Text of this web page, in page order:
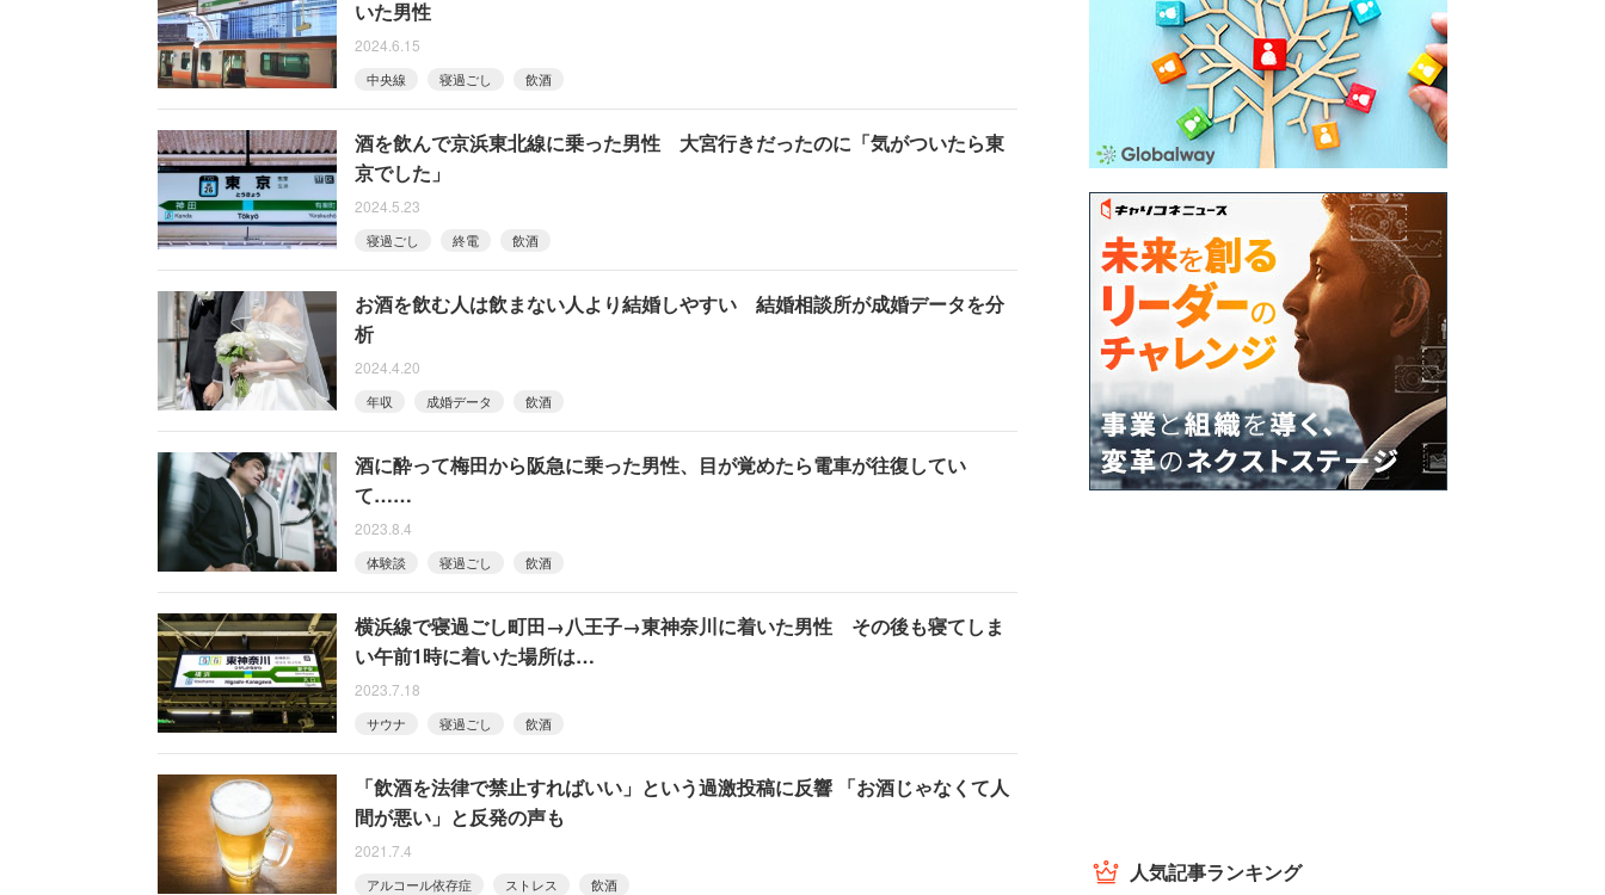
いた男性
2024.6.15
中央線 寝過ごし 飲酒
酒を飲んで京浜東北線に乗った男性 大宮行きだったのに「気がついたら東
京でした」
2024.5.23
寝過ごし 終電 飲酒
お酒を飲む人は飲まない人より結婚しやすい 結婚相談所が成婚データを分
析
2024.4.20
年収 成婚データ 飲酒
酒に酔って梅田から阪急に乗った男性、目が覚めたら電車が往復してい
て……
2023.8.4
体験談 寝過ごし 飲酒
横浜線で寝過ごし町田→八王子→東神奈川に着いた男性 その後も寝てしま
い午前1時に着いた場所は…
2023.7.18
サウナ 寝過ごし 飲酒
「飲酒を法律で禁止すればいい」という過激投稿に反響 「お酒じゃなくて人
間が悪い」と反発の声も
2021.7.4
アルコール依存症 ストレス 飲酒 人気記事ランキング